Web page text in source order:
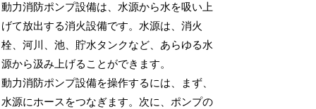
動力消防ポンプ設備は、水源から水を吸い上
げて放出する消火設備です。水源は、消火
栓、河川、池、貯水タンクなど、あらゆる水
源から汲み上げることができます。
動力消防ポンプ設備を操作するには、まず、
水源にホースをつなぎます。次に、ポンプの